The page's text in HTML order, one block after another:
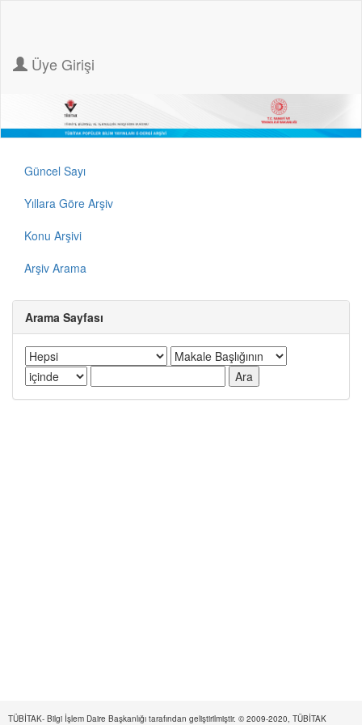
Üye Girişi
Güncel Sayı
Yıllara Göre Arşiv
Konu Arşivi
Arşiv Arama
Arama Sayfası
TÜBİTAK- Bilgi İşlem Daire Başkanlığı tarafından geliştirilmiştir. © 2009-2020, TÜBİTAK